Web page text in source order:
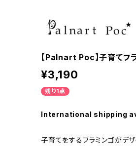
【Palnart Poc】子育てフ
¥3,190
残り1点
International shipping
子育てをするフラミンゴがデ